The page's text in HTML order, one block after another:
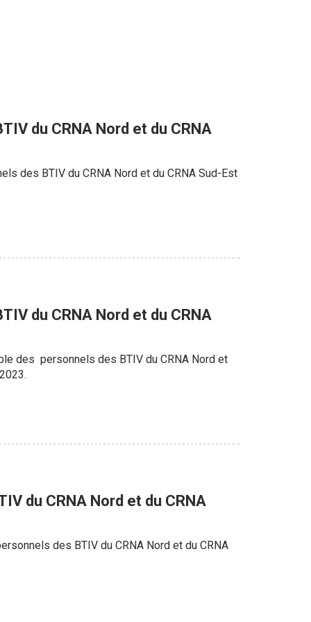
du CRNA Nord et du CRNA
des BTIV du CRNA Nord et du CRNA Sud-Est
du CRNA Nord et du CRNA
des personnels des BTIV du CRNA Nord et
du CRNA Nord et du CRNA
des BTIV du CRNA Nord et du CRNA